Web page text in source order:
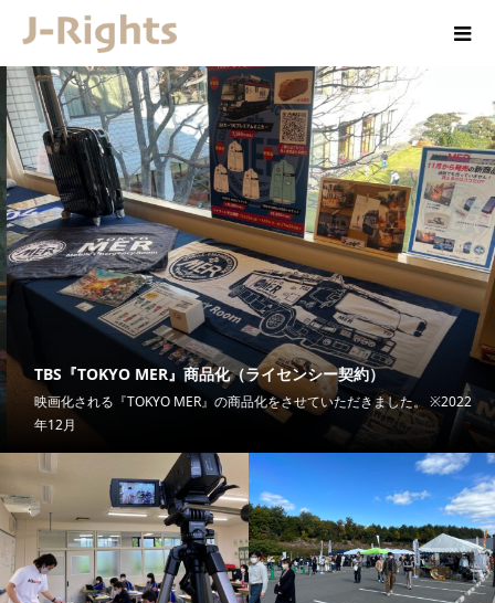
TBS『TOKYO MER』商品化（ライセンシー契約）
映画化される『TOKYO MER』の商品化をさせていただきました。 ※2022
年12月